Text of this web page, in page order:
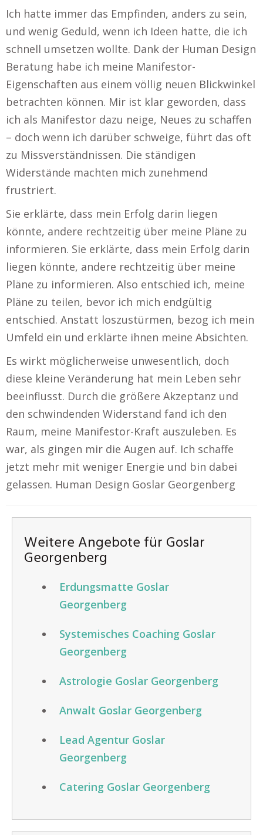
Ich hatte immer das Empfinden, anders zu sein,
und wenig Geduld, wenn ich Ideen hatte, die ich
schnell umsetzen wollte. Dank der Human Design
Beratung habe ich meine Manifestor-
Eigenschaften aus einem völlig neuen Blickwinkel
betrachten können. Mir ist klar geworden, dass
ich als Manifestor dazu neige, Neues zu schaffen
– doch wenn ich darüber schweige, führt das oft
zu Missverständnissen. Die ständigen
Widerstände machten mich zunehmend
frustriert.
Sie erklärte, dass mein Erfolg darin liegen
könnte, andere rechtzeitig über meine Pläne zu
informieren. Sie erklärte, dass mein Erfolg darin
liegen könnte, andere rechtzeitig über meine
Pläne zu informieren. Also entschied ich, meine
Pläne zu teilen, bevor ich mich endgültig
entschied. Anstatt loszustürmen, bezog ich mein
Umfeld ein und erklärte ihnen meine Absichten.
Es wirkt möglicherweise unwesentlich, doch
diese kleine Veränderung hat mein Leben sehr
beeinflusst. Durch die größere Akzeptanz und
den schwindenden Widerstand fand ich den
Raum, meine Manifestor-Kraft auszuleben. Es
war, als gingen mir die Augen auf. Ich schaffe
jetzt mehr mit weniger Energie und bin dabei
gelassen. Human Design Goslar Georgenberg
Weitere Angebote für Goslar
Georgenberg
Erdungsmatte Goslar
Georgenberg
Systemisches Coaching Goslar
Georgenberg
Astrologie Goslar Georgenberg
Anwalt Goslar Georgenberg
Lead Agentur Goslar
Georgenberg
Catering Goslar Georgenberg